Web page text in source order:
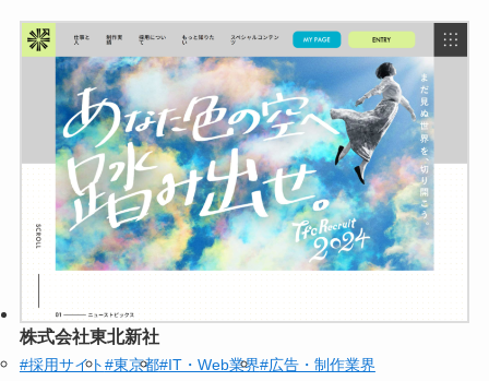
株式会社東北新社
#採用サイト#東京都#IT・Web業界#広告・制作業界